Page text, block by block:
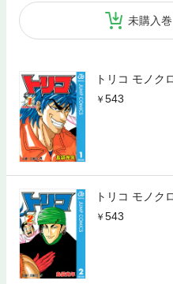
未購入
トリコ モノク
543
トリコ モノク
543